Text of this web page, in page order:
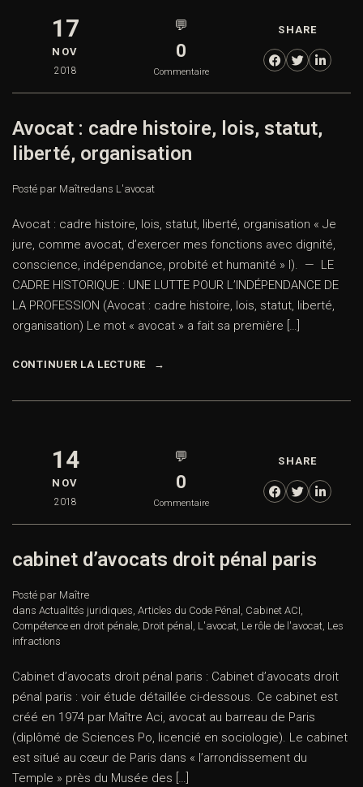
17
NOV
2018
💬
0
Commentaire
SHARE
Avocat : cadre histoire, lois, statut,
liberté, organisation
Posté par Maîtredans L'avocat
Avocat : cadre histoire, lois, statut, liberté, organisation « Je
jure, comme avocat, d’exercer mes fonctions avec dignité,
conscience, indépendance, probité et humanité » I). — LE
CADRE HISTORIQUE : UNE LUTTE POUR L’INDÉPENDANCE DE
LA PROFESSION (Avocat : cadre histoire, lois, statut, liberté,
organisation) Le mot « avocat » a fait sa première […]
CONTINUER LA LECTURE
14
NOV
2018
💬
0
Commentaire
SHARE
cabinet d’avocats droit pénal paris
Posté par Maître
dans Actualités juridiques, Articles du Code Pénal , Cabinet ACI,
Compétence en droit pénale, Droit pénal , L'avocat, Le rôle de l'avocat, Les
infractions
Cabinet d’avocats droit pénal paris : Cabinet d’avocats droit
pénal paris : voir étude détaillée ci-dessous. Ce cabinet est
créé en 1974 par Maître Aci, avocat au barreau de Paris
(diplômé de Sciences Po, licencié en sociologie). Le cabinet
est situé au cœur de Paris dans « l’arrondissement du
Temple » près du Musée des […]